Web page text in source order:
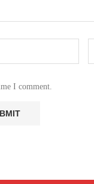
I comment.